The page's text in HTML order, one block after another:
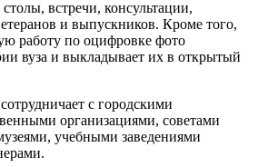
встречи, консультации,
и выпускников. Кроме того,
работу по оцифровке фото
вуза и выкладывает их в открытый
с городскими
организациями, советами
учебными заведениями